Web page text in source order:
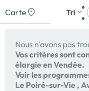
Maison
Carte Tri
Nous n'avons pas
Vos critères sont
élargie en Vendée.
Voir les
Le Poiré-sur-Vie ,